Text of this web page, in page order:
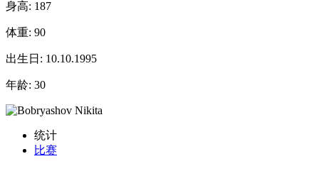
身高: 187
体重: 90
出生日: 10.10.1995
年龄: 30
统计
比赛